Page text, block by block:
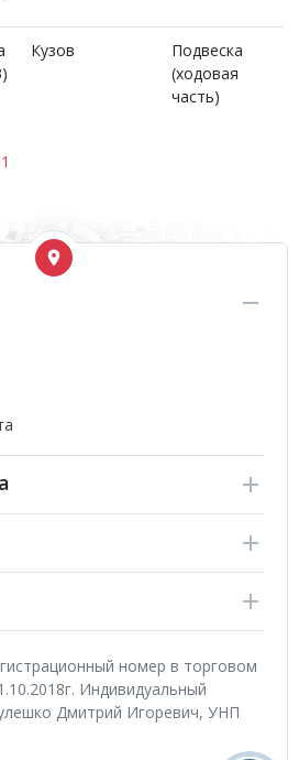
Кузов
Подвеска
(ходовая
часть)
номер в торговом
Индивидуальный
Дмитрий Игоревич, УНП